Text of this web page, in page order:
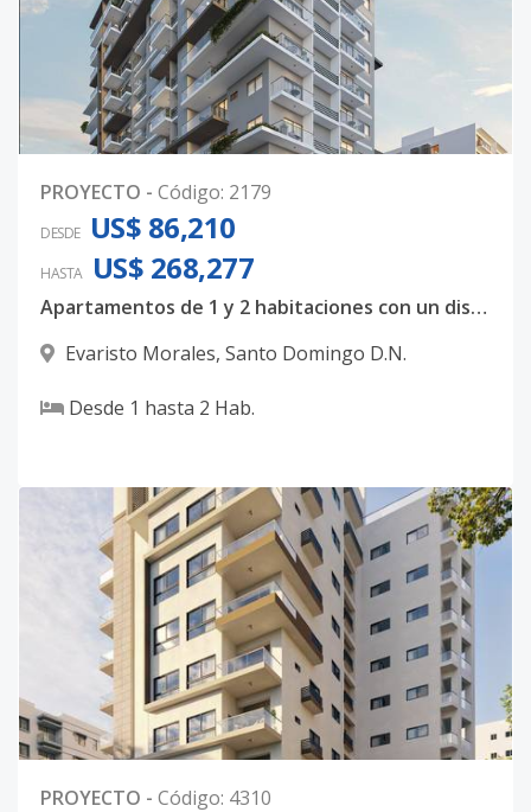
PROYECTO - Código: 2179
DESDE US$ 86,210
HASTA US$ 268,277
Apartamentos de 1 y 2 habitaciones con un diseño totalmente majestuoso
Evaristo Morales, Santo Domingo D.N.
Desde 1 hasta 2 Hab.
PROYECTO - Código: 4310